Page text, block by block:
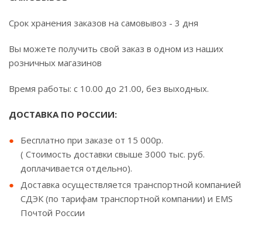
Срок хранения заказов на самовывоз - 3 дня
Вы можете получить свой заказ в одном из наших
розничных магазинов
Время работы: с 10.00 до 21.00, без выходных.
ДОСТАВКА ПО РОССИИ:
Бесплатно при заказе от 15 000р.
( Стоимость доставки свыше 3000 тыс. руб.
доплачивается отдельно).
Доставка осуществляется транспортной компанией
СДЭК (по тарифам транспортной компании) и EMS
Почтой России